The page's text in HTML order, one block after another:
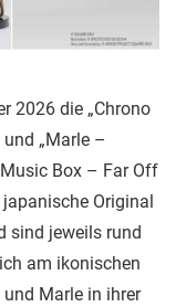
2026 die „Chrono
und „Marle –
Music Box – Far Off
Original
sind jeweils rund
am ikonischen
Marle in ihrer